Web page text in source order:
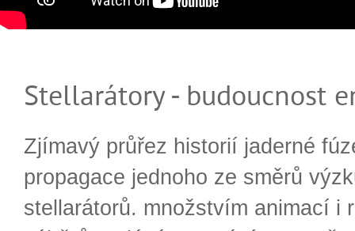
Stellarátory - budoucnost
Zjímavý průřez historií jaderné
propagace jednoho ze směrů
stellarátorů. množstvím animací i